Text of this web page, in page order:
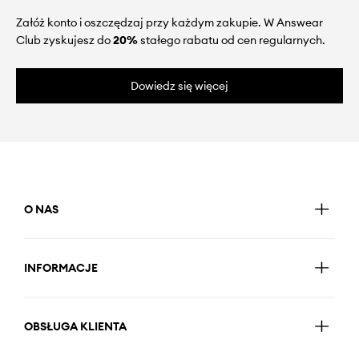
Załóż konto i oszczędzaj przy każdym zakupie. W Answear
Club zyskujesz do20%stałego rabatu od cen regularnych.
Dowiedz się więcej
O NAS
INFORMACJE
OBSŁUGA KLIENTA